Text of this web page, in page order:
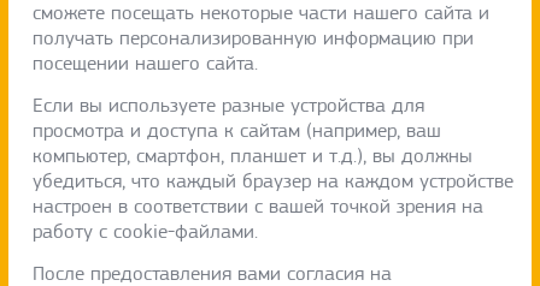
сможете посещать некоторые части нашего сайта и
получать персонализированную информацию при
посещении нашего сайта.
Если вы используете разные устройства для
просмотра и доступа к сайтам (например, ваш
компьютер, смартфон, планшет и т.д.), вы должны
убедиться, что каждый браузер на каждом устройстве
настроен в соответствии с вашей точкой зрения на
работу с cookie-файлами.
После предоставления вами согласия на